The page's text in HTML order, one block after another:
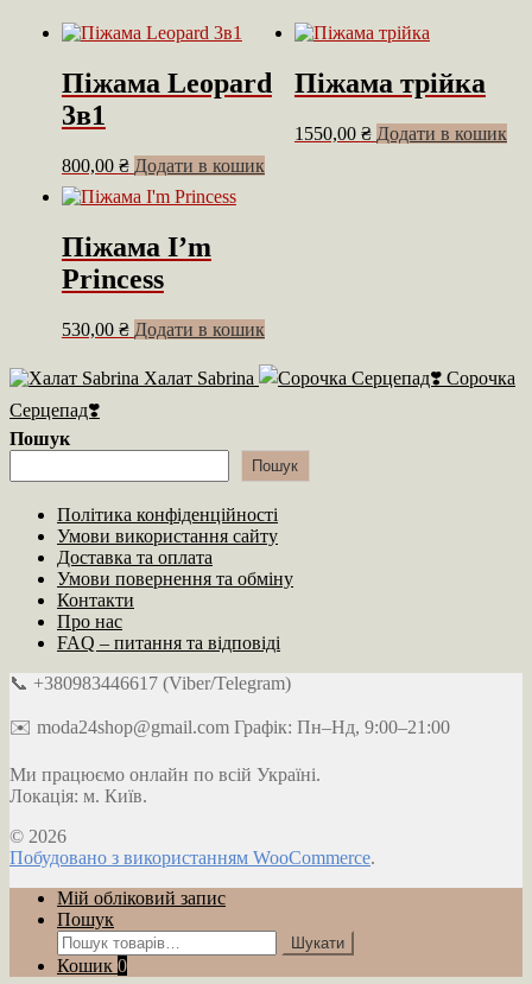
Піжама Leopard
3в1
800,00 ₴ Додати в кошик
Піжама трійка
1550,00 ₴ Додати в кошик
Піжама I’m
Princess
530,00 ₴ Додати в кошик
Халат Sabrina
Сорочка
Серцепад❣️
Пошук
Пошук
Політика конфіденційності
Умови використання сайту
Доставка та оплата
Умови повернення та обміну
Контакти
Про нас
FAQ – питання та відповіді
📞 +380983446617 (Viber/Telegram)
✉️ moda24shop@gmail.com Графік: Пн–Нд, 9:00–21:00
Ми працюємо онлайн по всій Україні.
Локація: м. Київ.
© 2026
Побудовано з використанням WooCommerce.
Мій обліковий запис
Пошук
Шукати:
Шукати
Кошик 0